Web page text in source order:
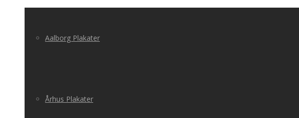
Aalborg Plakater
Århus Plakater